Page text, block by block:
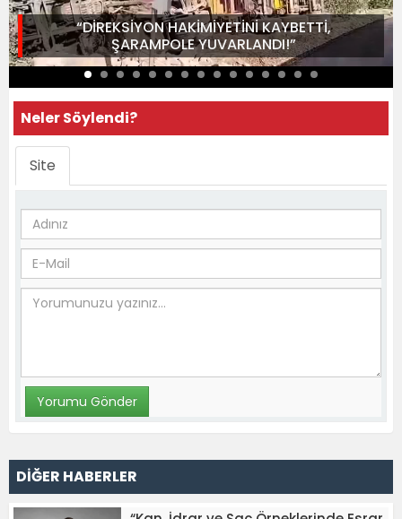
“DİREKSİYON HAKİMİYETİNİ KAYBETTİ,
ŞARAMPOLE YUVARLANDI!”
Neler Söylendi?
Site
DİĞER HABERLER